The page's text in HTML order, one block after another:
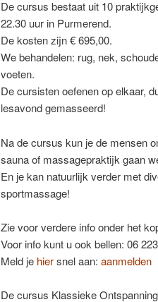
De cursus bestaat uit 10
22.30 uur in Purmerend.
De kosten zijn € 695,00.
We behandelen: rug, nek,
voeten.
De cursisten oefenen op elkaar,
lesavond gemasseerd!
Na de cursus kun je de mensen
sauna of massagepraktijk gaan
En je kan natuurlijk verder met
sportmassage!
Zie voor verdere info onder het
Voor info kunt u ook bellen: 06
Meld je hiersnel aan: aanmelden
De cursus Klassieke